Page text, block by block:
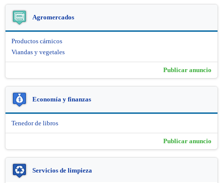
Agromercados
Productos cárnicos
Viandas y vegetales
Publicar anuncio
Economía y finanzas
Tenedor de libros
Publicar anuncio
Servicios de limpieza